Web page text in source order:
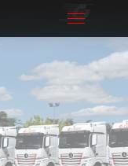
Toggle
navigation